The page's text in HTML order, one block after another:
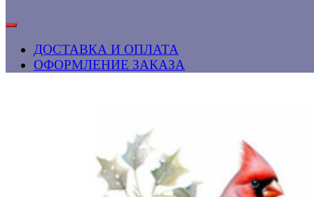
ДОСТАВКА И ОПЛАТА
ОФОРМЛЕНИЕ ЗАКАЗА